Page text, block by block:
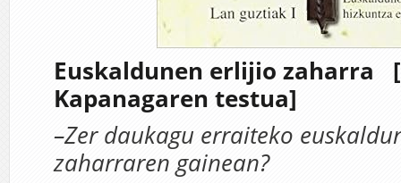
Euskaldunen erlijio zaharra
Kapanagaren testua]
–Zer daukagu erraiteko
zaharraren gainean?